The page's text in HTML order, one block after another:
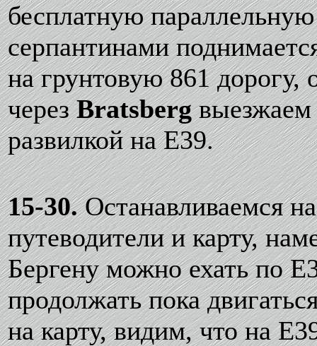
бесплатную
серпантинами
на грунтовую 861 дорогу,
черезBratsbergвыезжаем
развилкой на Е39.
15-30.Останавливаемся
путеводители и карту,
Бергену можно ехать по
продолжать пока
на карту, видим, что на